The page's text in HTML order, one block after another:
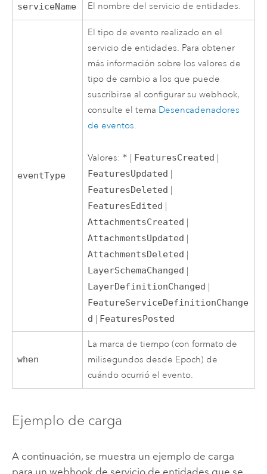
serviceName El nombre del servicio de entidades.
eventType
El tipo de evento realizado en el
servicio de entidades. Para obtener
más información sobre los valores de
tipo de cambio a los que puede
suscribirse al configurar su webhook,
consulte el tema Desencadenadores
de eventos.
Valores: * | FeaturesCreated |
FeaturesUpdated |
FeaturesDeleted |
FeaturesEdited |
AttachmentsCreated |
AttachmentsUpdated |
AttachmentsDeleted |
LayerSchemaChanged |
LayerDefinitionChanged |
FeatureServiceDefinitionChange
d | FeaturesPosted
when
La marca de tiempo (con formato de
milisegundos desde Epoch) de
cuándo ocurrió el evento.
Ejemplo de carga
A continuación, se muestra un ejemplo de carga
para un webhook de servicio de entidades que se